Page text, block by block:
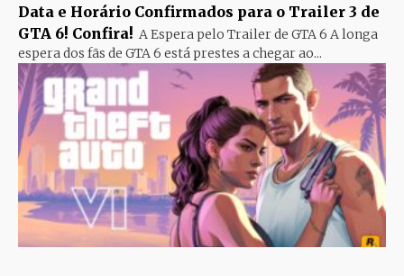
Data e Horário Confirmados para o Trailer 3 de
GTA 6! Confira! A Espera pelo Trailer de GTA 6 A longa
espera dos fãs de GTA 6 está prestes a chegar ao...